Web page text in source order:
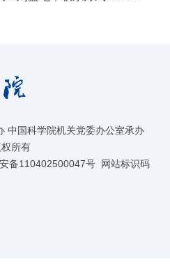
中国科学院机关党委办公室承办
所有
备110402500047号 网站标识码